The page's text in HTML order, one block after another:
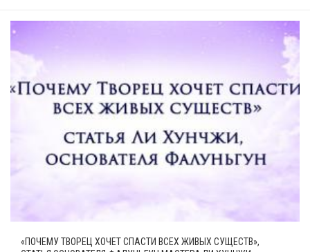
«ПОЧЕМУ ТВОРЕЦ ХОЧЕТ СПАСТИ ВСЕХ ЖИВЫХ СУЩЕСТВ»,